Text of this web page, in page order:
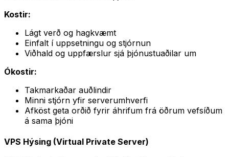
Kostir:
Lágt verð og hagkvæmt
Einfalt í uppsetningu og stjórnun
Viðhald og uppfærslur sjá þjónustuaðilar um
Ókostir:
Takmarkaðar auðlindir
Minni stjórn yfir serverumhverfi
Afköst geta orðið fyrir áhrifum frá öðrum vefsíðum
á sama þjóni
VPS Hýsing (Virtual Private Server)